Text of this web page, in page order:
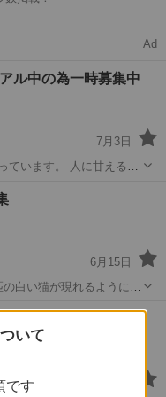
Ad
ル中の為一時募集中
7月3日
ています。 人に甘える事
り
6月15日
白い猫が現れるようにな
猫
いて
です